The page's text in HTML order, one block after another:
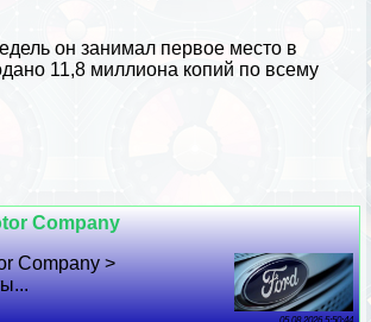
он занимал первое место в
11,8 миллиона копий по всему
Company
Company >